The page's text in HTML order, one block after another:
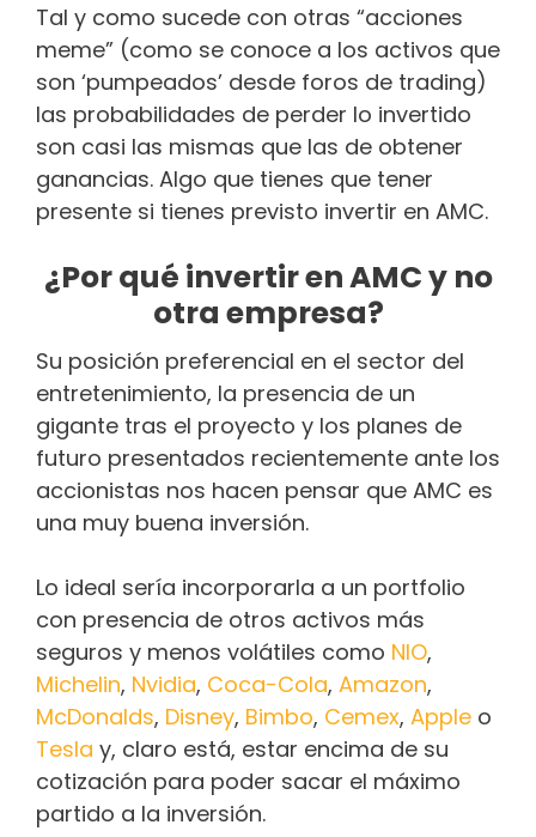
Tal y como sucede con otras “acciones
meme” (como se conoce a los activos que
son ‘pumpeados’ desde foros de trading)
las probabilidades de perder lo invertido
son casi las mismas que las de obtener
ganancias. Algo que tienes que tener
presente si tienes previsto invertir en AMC.
¿Por qué invertir en AMC y no
otra empresa?
Su posición preferencial en el sector del
entretenimiento, la presencia de un
gigante tras el proyecto y los planes de
futuro presentados recientemente ante los
accionistas nos hacen pensar que AMC es
una muy buena inversión.
Lo ideal sería incorporarla a un portfolio
con presencia de otros activos más
seguros y menos volátiles como NIO,
Michelin, Nvidia, Coca-Cola, Amazon,
McDonalds, Disney, Bimbo, Cemex, Apple o
Tesla y, claro está, estar encima de su
cotización para poder sacar el máximo
partido a la inversión.